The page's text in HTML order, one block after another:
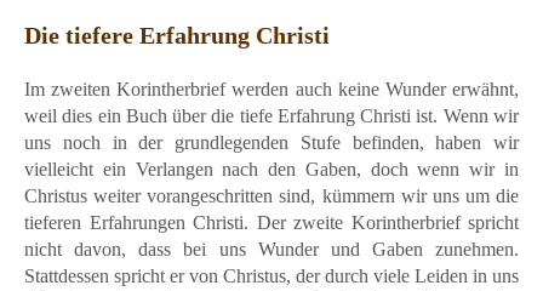
Die tiefere Erfahrung Christi
Im zweiten Korintherbrief werden auch keine Wunder erwähnt,
weil dies ein Buch über die tiefe Erfahrung Christi ist. Wenn wir
uns noch in der grundlegenden Stufe befinden, haben wir
vielleicht ein Verlangen nach den Gaben, doch wenn wir in
Christus weiter vorangeschritten sind, kümmern wir uns um die
tieferen Erfahrungen Christi. Der zweite Korintherbrief spricht
nicht davon, dass bei uns Wunder und Gaben zunehmen.
Stattdessen spricht er von Christus, der durch viele Leiden in uns